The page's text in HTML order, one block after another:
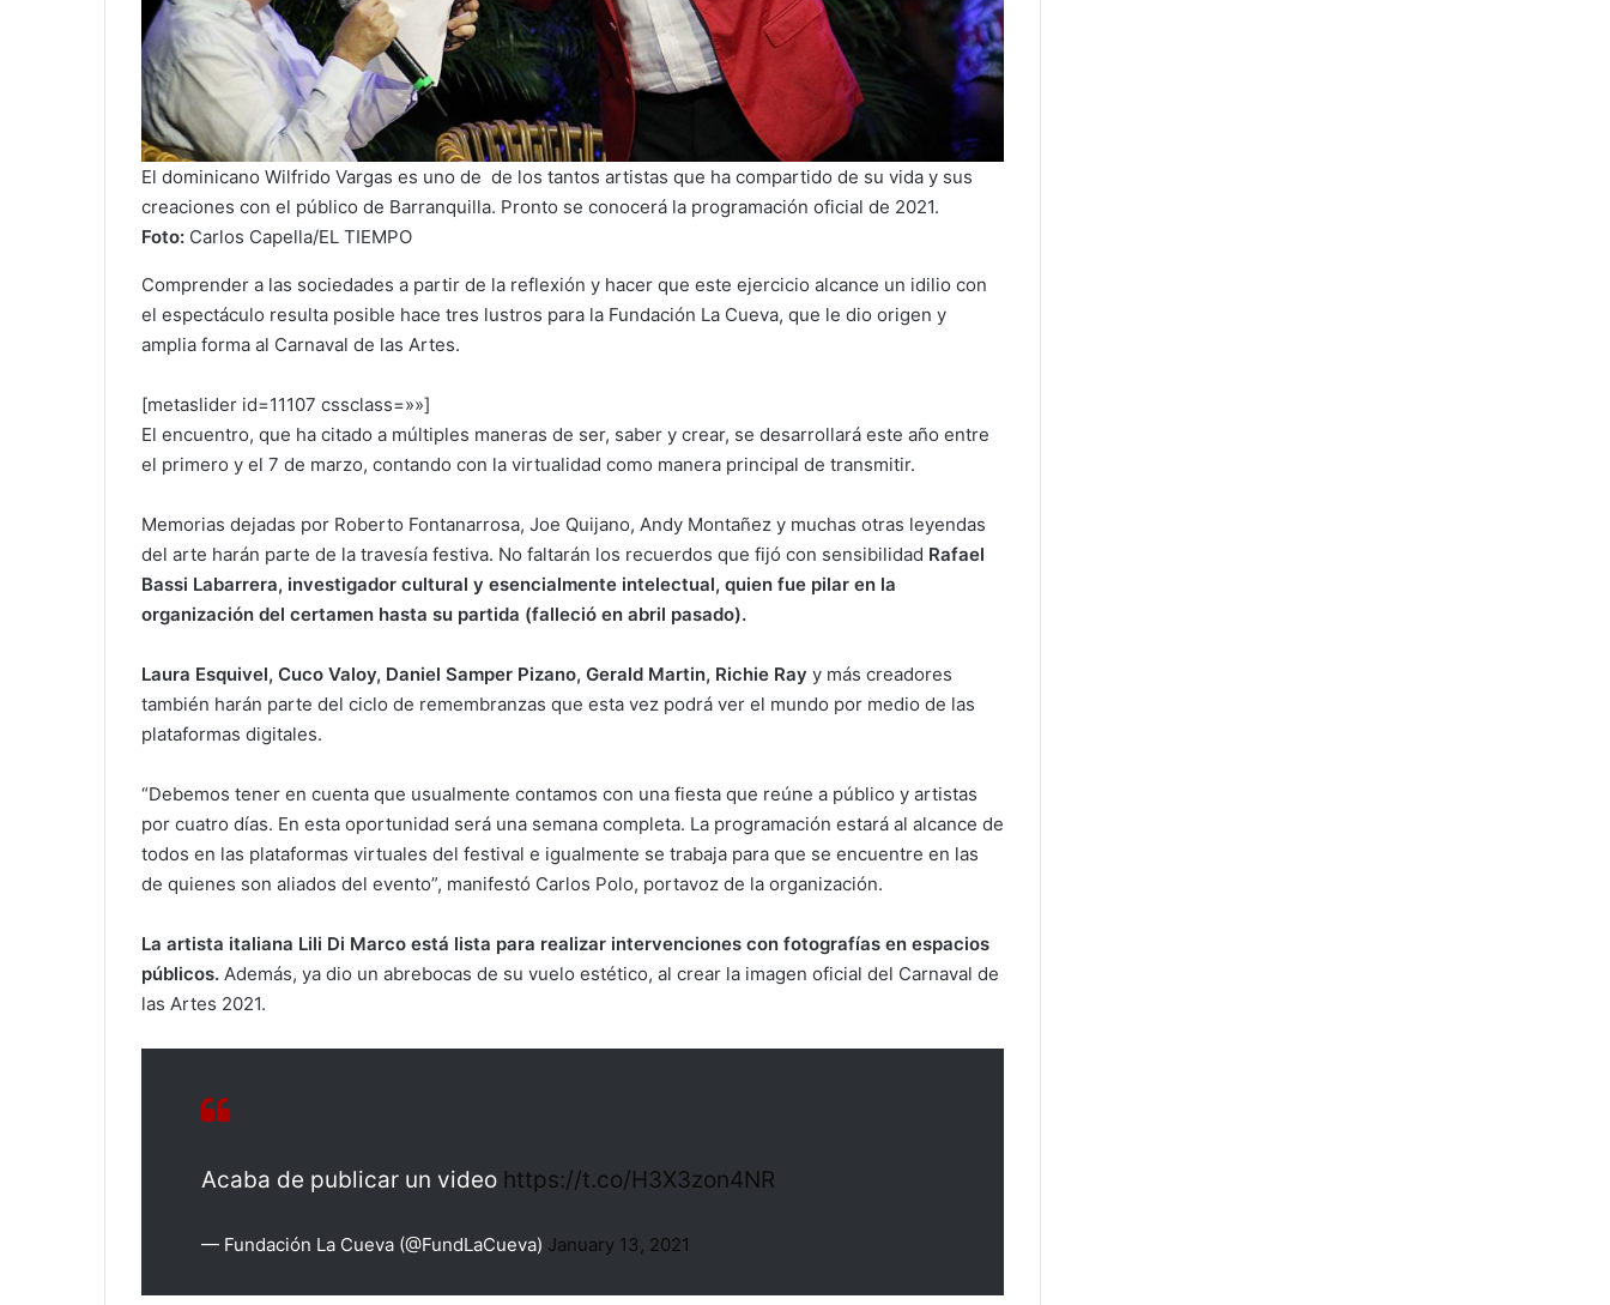
El dominicano Wilfrido Vargas es uno de de los tantos artistas que ha compartido de su vida y sus
creaciones con el público de Barranquilla. Pronto se conocerá la programación oficial de 2021.
Foto: Carlos Capella/EL TIEMPO
Comprender a las sociedades a partir de la reflexión y hacer que este ejercicio alcance un idilio con
el espectáculo resulta posible hace tres lustros para la Fundación La Cueva, que le dio origen y
amplia forma al Carnaval de las Artes.
[metaslider id=11107 cssclass=»»]
El encuentro, que ha citado a múltiples maneras de ser, saber y crear, se desarrollará este año entre
el primero y el 7 de marzo, contando con la virtualidad como manera principal de transmitir.
Memorias dejadas por Roberto Fontanarrosa, Joe Quijano, Andy Montañez y muchas otras leyendas
del arte harán parte de la travesía festiva. No faltarán los recuerdos que fijó con sensibilidad Rafael
Bassi Labarrera, investigador cultural y esencialmente intelectual, quien fue pilar en la
organización del certamen hasta su partida (falleció en abril pasado).
Laura Esquivel, Cuco Valoy, Daniel Samper Pizano, Gerald Martin, Richie Ray y más creadores
también harán parte del ciclo de remembranzas que esta vez podrá ver el mundo por medio de las
plataformas digitales.
“Debemos tener en cuenta que usualmente contamos con una fiesta que reúne a público y artistas
por cuatro días. En esta oportunidad será una semana completa. La programación estará al alcance de
todos en las plataformas virtuales del festival e igualmente se trabaja para que se encuentre en las
de quienes son aliados del evento”, manifestó Carlos Polo, portavoz de la organización.
La artista italiana Lili Di Marco está lista para realizar intervenciones con fotografías en espacios
públicos. Además, ya dio un abrebocas de su vuelo estético, al crear la imagen oficial del Carnaval de
las Artes 2021.
Acaba de publicar un video https://t.co/H3X3zon4NR
— Fundación La Cueva (@FundLaCueva) January 13, 2021